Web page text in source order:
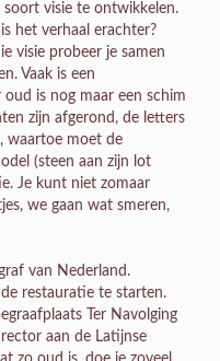
soort visie te ontwikkelen.
het verhaal erachter?
visie probeer je samen
Vaak is een
is nog maar een schim
zijn afgerond, de letters
waartoe moet de
(steen aan zijn lot
Je kunt niet zomaar
we gaan wat smeren,
van Nederland.
restauratie te starten.
Ter Navolging
aan de Latijnse